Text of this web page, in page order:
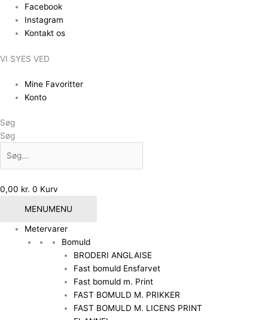
indholdet
Facebook
Instagram
Kontakt os
VI SYES VED
Mine Favoritter
Konto
Søg
Søg
0,00 kr. 0 Kurv
MENUMENU
Metervarer
Bomuld
BRODERI ANGLAISE
Fast bomuld Ensfarvet
Fast bomuld m. Print
FAST BOMULD M. PRIKKER
FAST BOMULD M. LICENS PRINT